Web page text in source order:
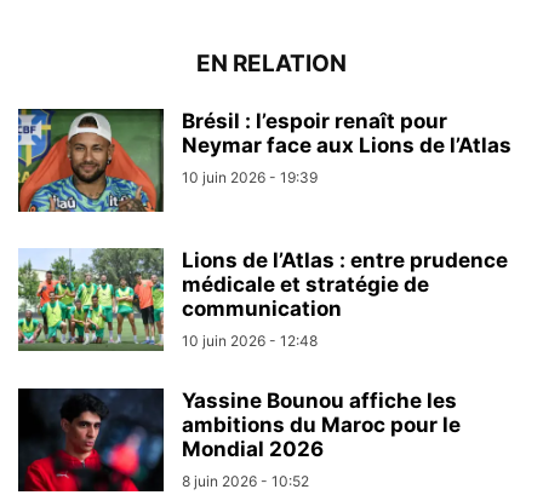
EN RELATION
Brésil : l’espoir renaît pour
Neymar face aux Lions de l’Atlas
10 juin 2026 - 19:39
Lions de l’Atlas : entre prudence
médicale et stratégie de
communication
10 juin 2026 - 12:48
Yassine Bounou affiche les
ambitions du Maroc pour le
Mondial 2026
8 juin 2026 - 10:52